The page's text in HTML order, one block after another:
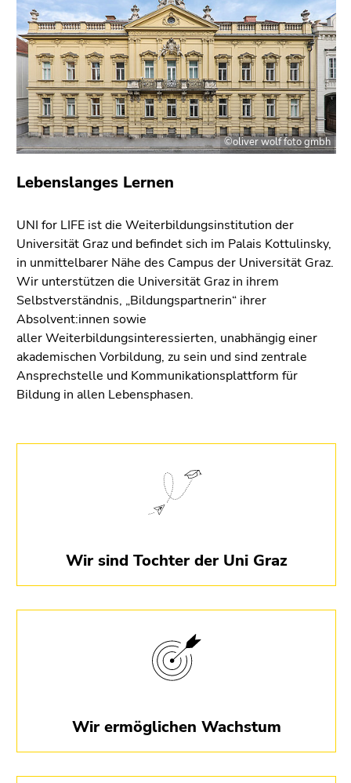
Sie diesen
Link.
Zum
Inhalt
(Zugriffstaste
1)
Zur
(Zugriffstaste
Zur
Hauptnavigation
(Zugriffstaste
3)
Zur
Unternavigation
(Zugriffstaste
4)
Zu
den
©oliver wolf foto gmbh
Lebenslanges Lernen
UNI for LIFE ist die Weiterbildungsinstitution der
Universität Graz und befindet sich im Palais Kottulinsky,
in unmittelbarer Nähe des Campus der Universität Graz.
Wir unterstützen die Universität Graz in ihrem
Selbstverständnis, „Bildungspartnerin“ ihrer
Absolvent:innen sowie
aller Weiterbildungsinteressierten, unabhängig einer
akademischen Vorbildung, zu sein und sind zentrale
Ansprechstelle und Kommunikationsplattform für
Bildung in allen Lebensphasen.
Wir sind Tochter der Uni Graz
auch ihre Werte.
Wir ermöglichen Wachstum
persönliches Wachstum.